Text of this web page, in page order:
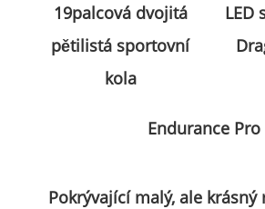
19palcová dvojitá
pětilistá sportovní
kola
LED
Endurance Pro
Pokrývající malý, ale